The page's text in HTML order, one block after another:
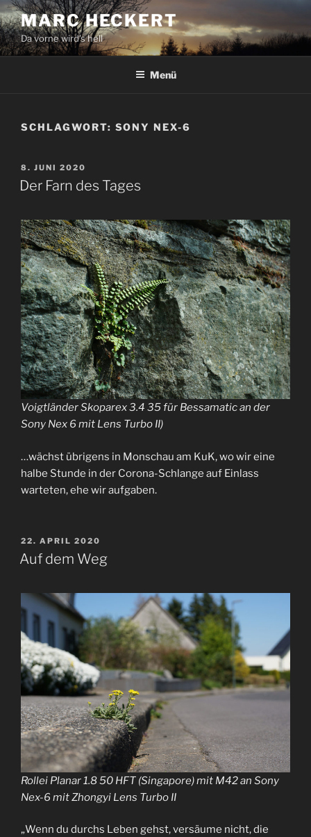
Zum
Inhalt
springen
MARC HECKERT
Da vorne wird's hell
Menü
SCHLAGWORT: SONY NEX-6
VERÖFFENTLICHT
AM
8. JUNI 2020
Der Farn des Tages
Voigtländer Skoparex 3.4 35 für Bessamatic an der
Sony Nex 6 mit Lens Turbo II)
…wächst übrigens in Monschau am KuK, wo wir eine
halbe Stunde in der Corona-Schlange auf Einlass
warteten, ehe wir aufgaben.
VERÖFFENTLICHT
AM
22. APRIL 2020
Auf dem Weg
Rollei Planar 1.8 50 HFT (Singapore) mit M42 an Sony
Nex-6 mit Zhongyi Lens Turbo II
„Wenn du durchs Leben gehst, versäume nicht, die